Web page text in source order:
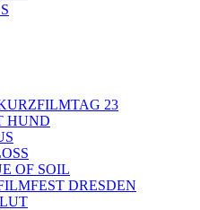
23
HUND
OF SOIL
DRESDEN